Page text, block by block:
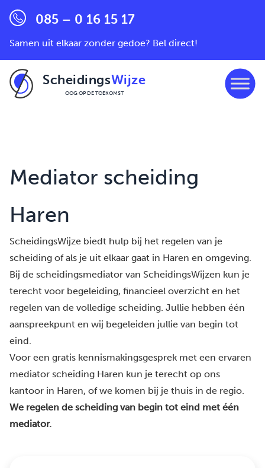
085 – 0 16 15 17
Samen uit elkaar zonder gedoe? Bel direct!
ScheidingsWijze
OOG OP DE TOEKOMST
Mediator scheiding
Haren
ScheidingsWijze biedt hulp bij het regelen van je
scheiding of als je uit elkaar gaat in Haren en omgeving.
Bij de scheidingsmediator van ScheidingsWijzen kun je
terecht voor begeleiding, financieel overzicht en het
regelen van de volledige scheiding. Jullie hebben één
aanspreekpunt en wij begeleiden jullie van begin tot
eind.
Voor een gratis kennismakingsgesprek met een ervaren
mediator scheiding Haren kun je terecht op ons
kantoor in Haren, of we komen bij je thuis in de regio.
We regelen de scheiding van begin tot eind met één
mediator.